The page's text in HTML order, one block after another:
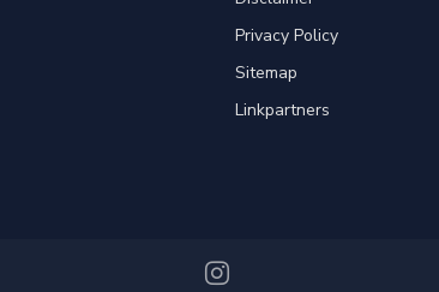
Privacy Policy
Sitemap
Linkpartners